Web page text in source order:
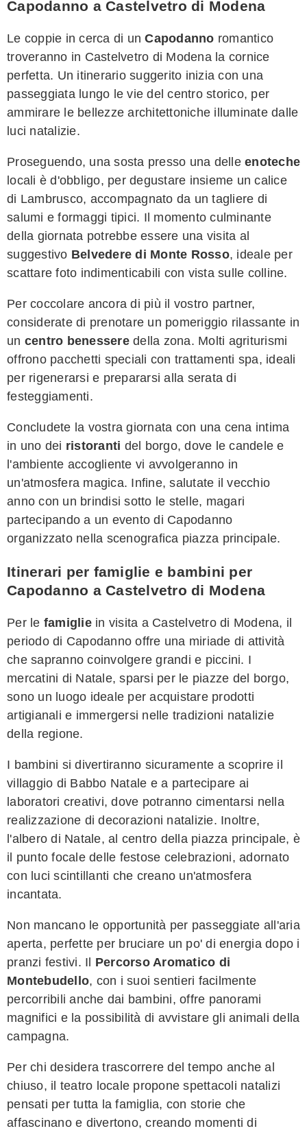
Capodanno a Castelvetro di Modena
Le coppie in cerca di unCapodanno romantico
troveranno in Castelvetro di Modena la cornice
perfetta. Un itinerario suggerito inizia con una
passeggiata lungo le vie del centro storico, per
ammirare le bellezze architettoniche illuminate dalle
luci natalizie.
Proseguendo, una sosta presso una delle enoteche
locali è d'obbligo, per degustare insieme un calice
di Lambrusco, accompagnato da un tagliere di
salumi e formaggi tipici. Il momento culminante
della giornata potrebbe essere una visita al
suggestivo Belvedere di Monte Rosso, ideale per
scattare foto indimenticabili con vista sulle colline.
Per coccolare ancora di più il vostro partner,
considerate di prenotare un pomeriggio rilassante in
un centro benesseredella zona. Molti agriturismi
offrono pacchetti speciali con trattamenti spa, ideali
per rigenerarsi e prepararsi alla serata di
festeggiamenti.
Concludete la vostra giornata con una cena intima
in uno dei ristoranti del borgo, dove le candele e
l'ambiente accogliente vi avvolgeranno in
un'atmosfera magica. Infine, salutate il vecchio
anno con un brindisi sotto le stelle, magari
partecipando a un evento di Capodanno
organizzato nella scenografica piazza principale.
Itinerari per famiglie e bambini per
Capodanno a Castelvetro di Modena
Per le famigliein visita a Castelvetro di Modena, il
periodo di Capodanno offre una miriade di attività
che sapranno coinvolgere grandi e piccini. I
mercatini di Natale, sparsi per le piazze del borgo,
sono un luogo ideale per acquistare prodotti
artigianali e immergersi nelle tradizioni natalizie
della regione.
I bambini si divertiranno sicuramente a scoprire il
villaggio di Babbo Natale e a partecipare ai
laboratori creativi, dove potranno cimentarsi nella
realizzazione di decorazioni natalizie. Inoltre,
l'albero di Natale, al centro della piazza principale, è
il punto focale delle festose celebrazioni, adornato
con luci scintillanti che creano un'atmosfera
incantata.
Non mancano le opportunità per passeggiate all'aria
aperta, perfette per bruciare un po' di energia dopo i
pranzi festivi. Il Percorso Aromatico di
Montebudello, con i suoi sentieri facilmente
percorribili anche dai bambini, offre panorami
magnifici e la possibilità di avvistare gli animali della
campagna.
Per chi desidera trascorrere del tempo anche al
chiuso, il teatro locale propone spettacoli natalizi
pensati per tutta la famiglia, con storie che
affascinano e divertono, creando momenti di